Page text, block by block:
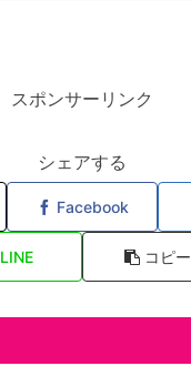
スポンサーリンク
シェアする
Facebook
LINE コピー